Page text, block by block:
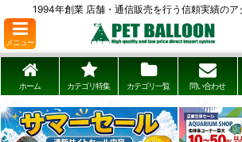
1994年創業 店舗・通信販売を行う信頼実績の
メニュー
ホーム カテゴリ特集 カテゴリ一覧 問い合わせ